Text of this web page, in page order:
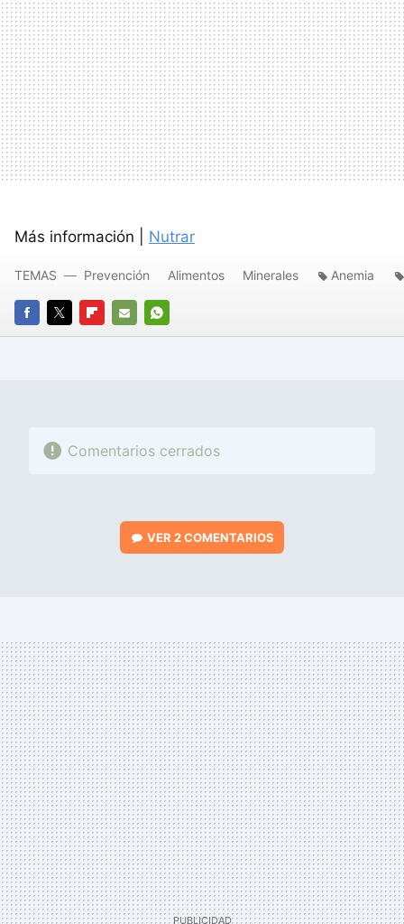
Más información | Nutrar
FACEBOOK
TWITTERFLIPBOARD
E-
WHATSAPP
TEMAS Prevención Alimentos Minerales Anemia
Comentarios cerrados
VER2 COMENTARIOS